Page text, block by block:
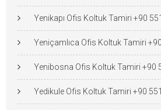
Yenikapı Ofis Koltuk Tamiri +90
Yeniçamlıca Ofis Koltuk Tamiri
Yenibosna Ofis Koltuk Tamiri +90
Yedikule Ofis Koltuk Tamiri +90